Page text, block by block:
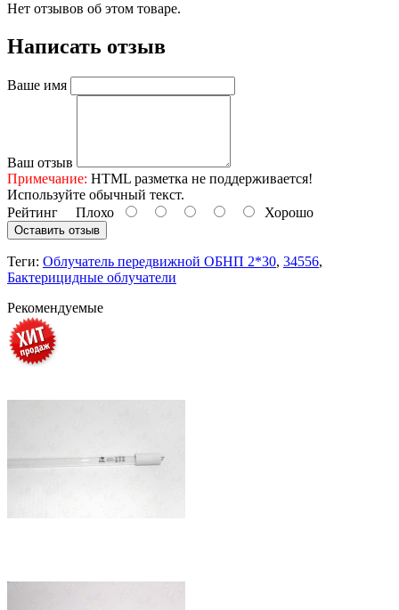
Нет отзывов об этом товаре.
Написать отзыв
Ваше имя
Ваш отзыв
Примечание: HTML разметка не поддерживается!
Используйте обычный текст.
Рейтинг Плохо Хорошо
Оставить отзыв
Теги: Облучатель передвижной ОБНП 2*30, 34556,
Бактерицидные облучатели
Рекомендуемые